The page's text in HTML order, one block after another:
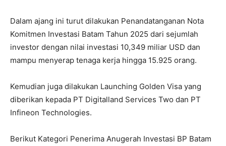
Dalam ajang ini turut dilakukan Penandatanganan Nota
Komitmen Investasi Batam Tahun 2025 dari sejumlah
investor dengan nilai investasi 10,349 miliar USD dan
mampu menyerap tenaga kerja hingga 15.925 orang.
Kemudian juga dilakukan Launching Golden Visa yang
diberikan kepada PT Digitalland Services Two dan PT
Infineon Technologies.
Berikut Kategori Penerima Anugerah Investasi BP Batam